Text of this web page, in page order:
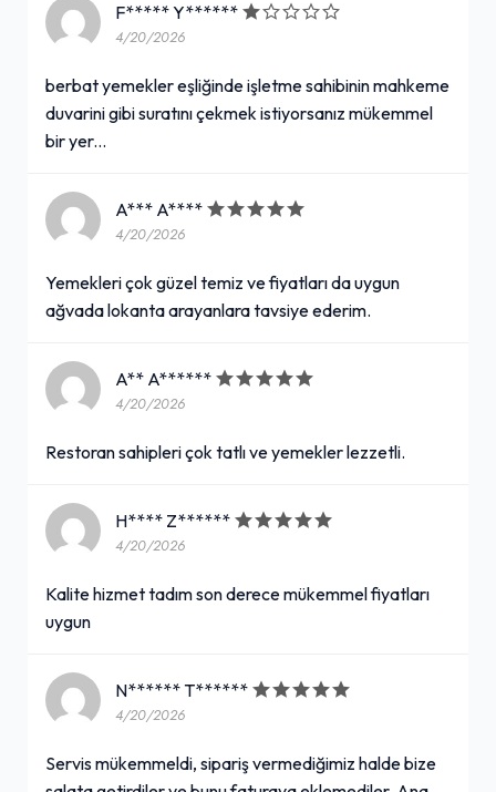
F***** Y******
4/20/2026
berbat yemekler eşliğinde işletme sahibinin mahkeme
duvarini gibi suratını çekmek istiyorsanız mükemmel
bir yer...
A*** A****
4/20/2026
Yemekleri çok güzel temiz ve fiyatları da uygun
ağvada lokanta arayanlara tavsiye ederim.
A** A******
4/20/2026
Restoran sahipleri çok tatlı ve yemekler lezzetli.
H**** Z******
4/20/2026
Kalite hizmet tadım son derece mükemmel fiyatları
uygun
N****** T******
4/20/2026
Servis mükemmeldi, sipariş vermediğimiz halde bize